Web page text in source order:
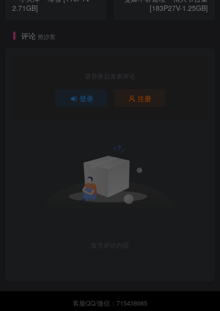
2.71GB]
[183P27V-1.25GB]
评论 抢沙发
请登录后发表评论
登录 注册
暂无评论内容
客服QQ/微信：715438985